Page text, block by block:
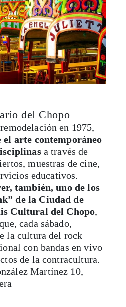
del Chopo
en 1975,
el arte contemporáneo
a través de
muestras de cine,
educativos.
también, uno de los
de la Ciudad de
Cultural del Chopo,
cada sábado,
la cultura del rock
con bandas en vivo
de la contracultura.
Martínez 10,